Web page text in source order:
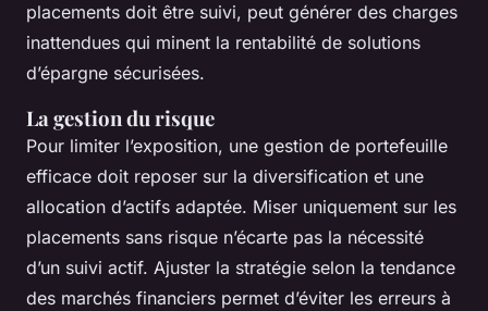
placements doit être suivi, peut générer des charges
inattendues qui minent la rentabilité de solutions
d’épargne sécurisées.
La gestion du risque
Pour limiter l’exposition, une gestion de portefeuille
efficace doit reposer sur la diversification et une
allocation d’actifs adaptée. Miser uniquement sur les
placements sans risque n’écarte pas la nécessité
d’un suivi actif. Ajuster la stratégie selon la tendance
des marchés financiers permet d’éviter les erreurs à